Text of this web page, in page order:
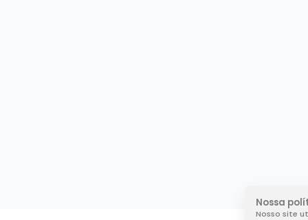
Nossa
Nosso site